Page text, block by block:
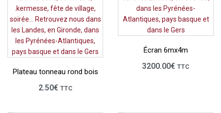
Plateau tonneau rond bois
2.50€ TTC
Écran 6mx4m
3200.00€ TTC